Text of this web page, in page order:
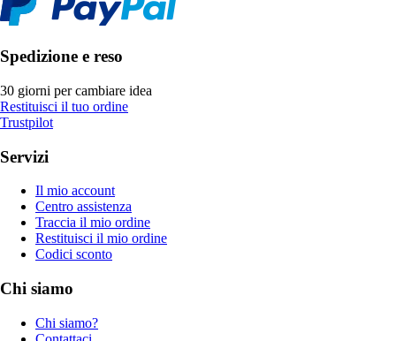
Spedizione e reso
30 giorni per cambiare idea
Restituisci il tuo ordine
Trustpilot
Servizi
Il mio account
Centro assistenza
Traccia il mio ordine
Restituisci il mio ordine
Codici sconto
Chi siamo
Chi siamo?